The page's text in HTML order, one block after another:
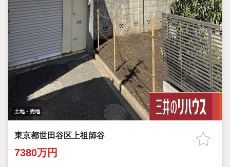
土地・売地
東京都世田谷区上祖師谷
7380万円